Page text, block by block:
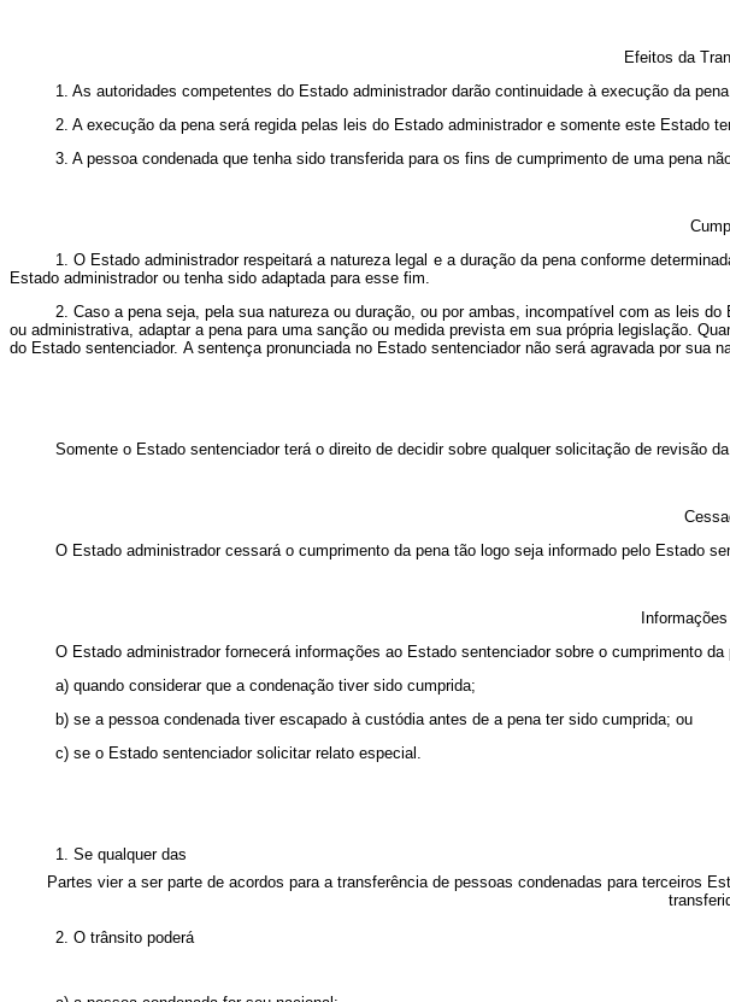
Efeitos da
1. As autoridades competentes do Estado administrador darão continuidade à execução da
2. A execução da pena será regida pelas leis do Estado administrador e somente este Estado
3. A pessoa condenada que tenha sido transferida para os fins de cumprimento de uma pena
1. O Estado administrador respeitará a natureza legal e a duração da pena conforme
Estado administrador ou tenha sido adaptada para esse fim.
2. Caso a pena seja, pela sua natureza ou duração, ou por ambas, incompatível com as leis
ou administrativa, adaptar a pena para uma sanção ou medida prevista em sua própria legislação.
do Estado sentenciador. A sentença pronunciada no Estado sentenciador não será agravada por sua
Somente o Estado sentenciador terá o direito de decidir sobre qualquer solicitação de revisão
O Estado administrador cessará o cumprimento da pena tão logo seja informado pelo Estado
O Estado administrador fornecerá informações ao Estado sentenciador sobre o cumprimento da
a) quando considerar que a condenação tiver sido cumprida;
b) se a pessoa condenada tiver escapado à custódia antes de a pena ter sido cumprida; ou
c) se o Estado sentenciador solicitar relato especial.
1. Se qualquer das
Partes vier a ser parte de acordos para a transferência de pessoas condenadas para terceiros
2. O trânsito poderá